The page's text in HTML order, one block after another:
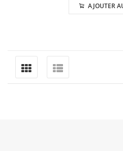
AJOUTER